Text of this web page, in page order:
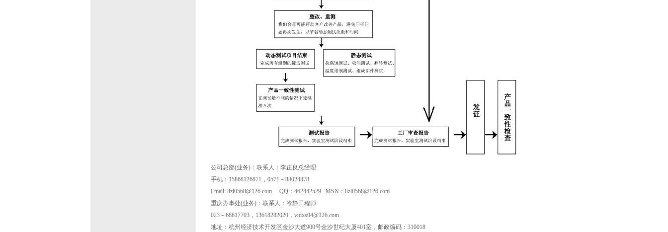
公司总部(业务)：联系人：李正良总经理
手机：15868126871，0571－88024878
Email: lizl0568@126.com QQ：462442529 MSN：lizl0568@126.com
重庆办事处(业务)：联系人：冷静工程师
023－68617703，13618282020，wdxs04@126.com
地址：杭州经济技术开发区金沙大道900号金沙世纪大厦401室，邮政编码：310018